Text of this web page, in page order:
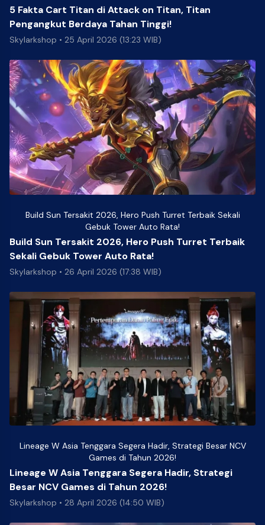
5 Fakta Cart Titan di Attack on Titan, Titan
Pengangkut Berdaya Tahan Tinggi!
Skylarkshop • 25 April 2026 (13:23 WIB)
Build Sun Tersakit 2026, Hero Push Turret Terbaik Sekali
Gebuk Tower Auto Rata!
Build Sun Tersakit 2026, Hero Push Turret Terbaik
Sekali Gebuk Tower Auto Rata!
Skylarkshop • 26 April 2026 (17:38 WIB)
Lineage W Asia Tenggara Segera Hadir, Strategi Besar NCV
Games di Tahun 2026!
Lineage W Asia Tenggara Segera Hadir, Strategi
Besar NCV Games di Tahun 2026!
Skylarkshop • 28 April 2026 (14:50 WIB)